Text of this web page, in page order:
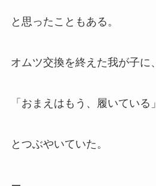
と思ったこともある。
オムツ交換を終えた我が子に、
「おまえはもう、履いている」
とつぶやいていた。